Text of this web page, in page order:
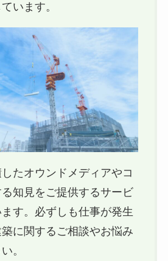
います。
たオウンドメディアやコ
知見をご提供するサービ
す。必ずしも仕事が発生
に関するご相談やお悩み
。